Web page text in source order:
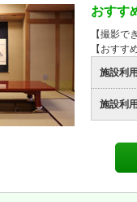
おすす
【撮影で
【おす
施設利
施設利